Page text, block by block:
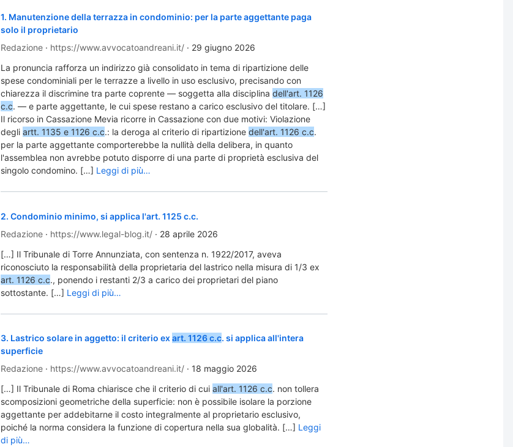
1. Manutenzione della terrazza in condominio: per la parte aggettante paga
solo il proprietario
Redazione · https://www.avvocatoandreani.it/ · 29 giugno 2026
La pronuncia rafforza un indirizzo già consolidato in tema di ripartizione delle
spese condominiali per le terrazze a livello in uso esclusivo, precisando con
chiarezza il discrimine tra parte coprente — soggetta alla disciplinadell'art. 1126
c.c. — e parte aggettante, le cui spese restano a carico esclusivo del titolare. […]
Il ricorso in Cassazione Mevia ricorre in Cassazione con due motivi: Violazione
degliartt. 1135 e 1126 c.c.: la deroga al criterio di ripartizionedell'art. 1126 c.c.
per la parte aggettante comporterebbe la nullità della delibera, in quanto
l'assemblea non avrebbe potuto disporre di una parte di proprietà esclusiva del
singolo condomino. […] Leggi di più…
2.Condominio minimo, si applica l'art. 1125 c.c.
Redazione · https://www.legal-blog.it/ · 28 aprile 2026
[…] Il Tribunale di Torre Annunziata, con sentenza n. 1922/2017, aveva
riconosciuto la responsabilità della proprietaria del lastrico nella misura di 1/3 ex
art. 1126 c.c., ponendo i restanti 2/3 a carico dei proprietari del piano
sottostante. […] Leggi di più…
3. Lastrico solare in aggetto: il criterio exart. 1126 c.c. si applica all'intera
superficie
Redazione · https://www.avvocatoandreani.it/ · 18 maggio 2026
[…] Il Tribunale di Roma chiarisce che il criterio di cuiall'art. 1126 c.c. non tollera
scomposizioni geometriche della superficie: non è possibile isolare la porzione
aggettante per addebitarne il costo integralmente al proprietario esclusivo,
poiché la norma considera la funzione di copertura nella sua globalità. […] Leggi
di più…